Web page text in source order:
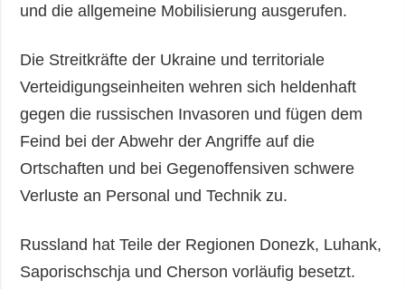
und die allgemeine Mobilisierung ausgerufen.
Die Streitkräfte der Ukraine und territoriale
Verteidigungseinheiten wehren sich heldenhaft
gegen die russischen Invasoren und fügen dem
Feind bei der Abwehr der Angriffe auf die
Ortschaften und bei Gegenoffensiven schwere
Verluste an Personal und Technik zu.
Russland hat Teile der Regionen Donezk, Luhank,
Saporischschja und Cherson vorläufig besetzt.